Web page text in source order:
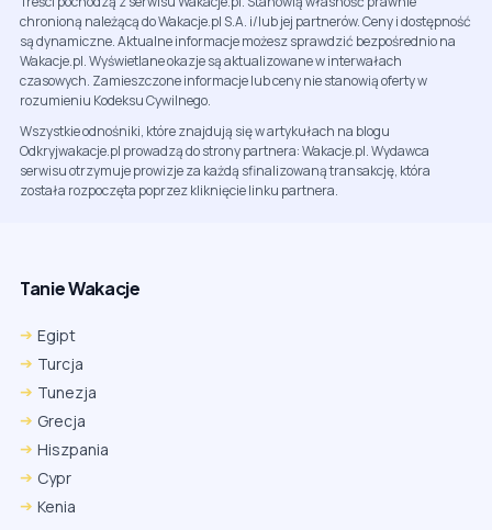
chronioną należącą do Wakacje.pl S.A. i/lub jej partnerów. Ceny i dostępność
są dynamiczne. Aktualne informacje możesz sprawdzić bezpośrednio na
Wakacje.pl. Wyświetlane okazje są aktualizowane w interwałach
czasowych. Zamieszczone informacje lub ceny nie stanowią oferty w
rozumieniu Kodeksu Cywilnego.
Wszystkie odnośniki, które znajdują się w artykułach na blogu
Odkryjwakacje.pl prowadzą do strony partnera: Wakacje.pl. Wydawca
serwisu otrzymuje prowizje za każdą sfinalizowaną transakcję, która
została rozpoczęta poprzez kliknięcie linku partnera.
Tanie Wakacje
Egipt
Turcja
Tunezja
Grecja
Hiszpania
Cypr
Kenia